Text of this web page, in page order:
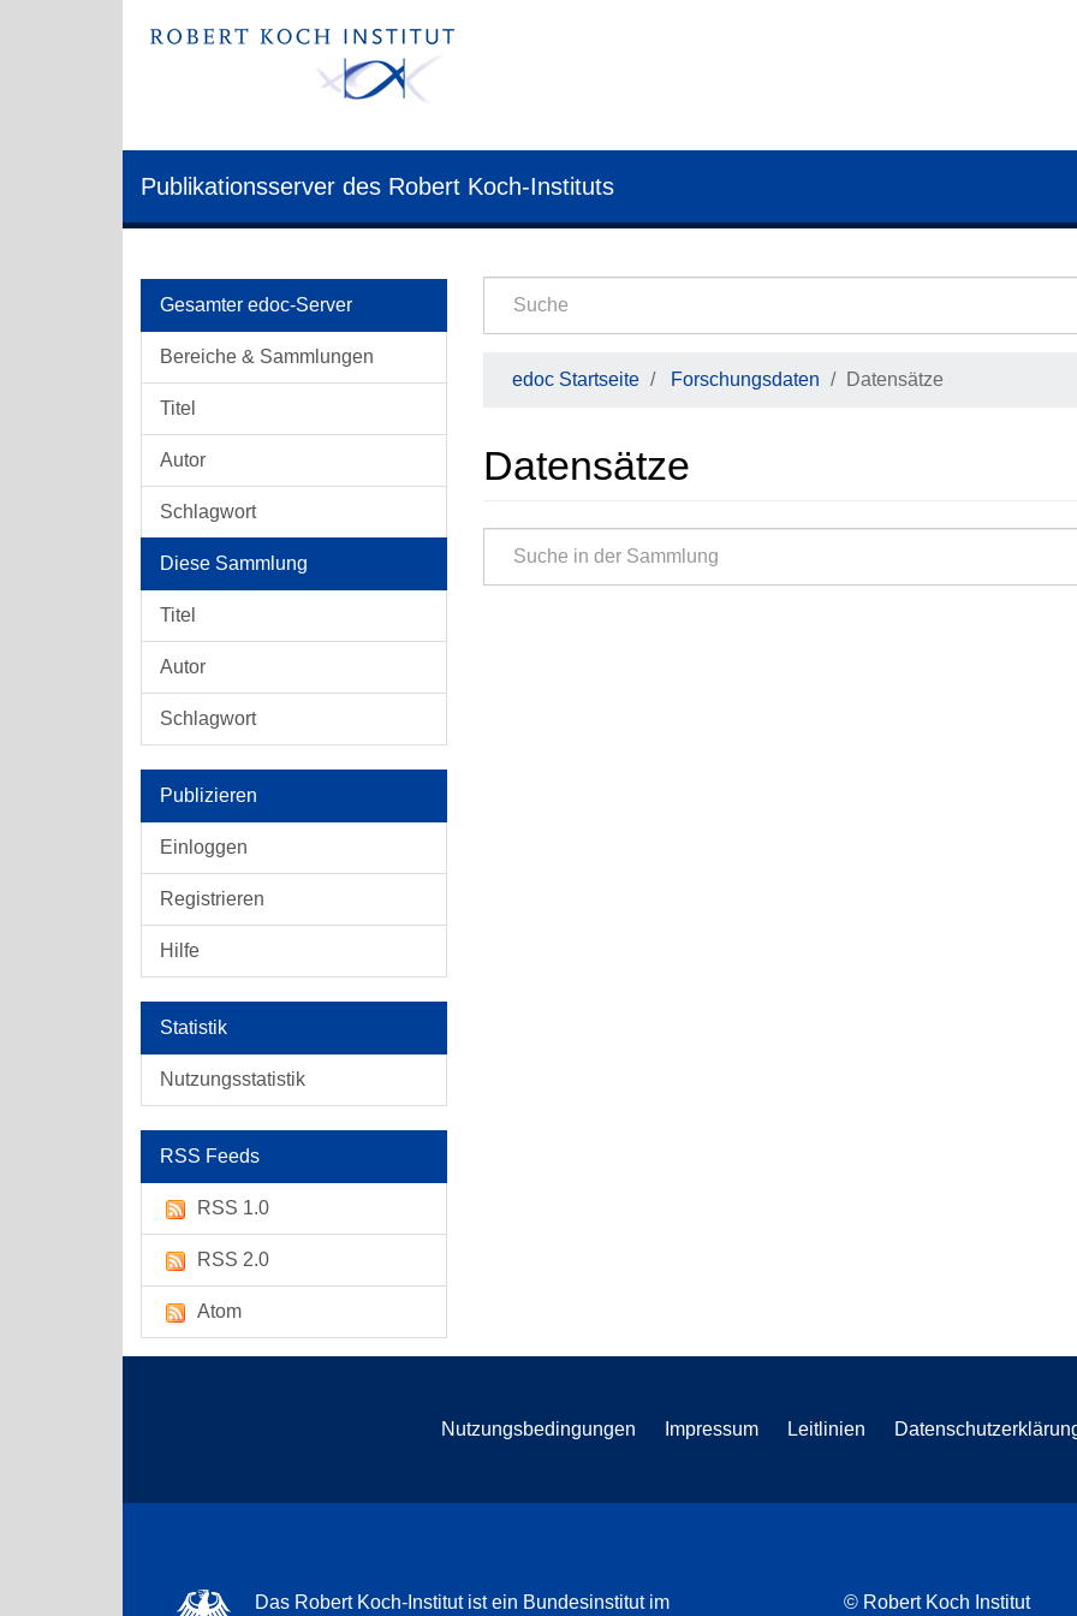
Publikationsserver des Robert Koch-Instituts
Gesamter edoc-Server
Bereiche & Sammlungen
Titel
Autor
Schlagwort
Diese Sammlung
Titel
Autor
Schlagwort
Publizieren
Einloggen
Registrieren
Hilfe
Statistik
Nutzungsstatistik
RSS Feeds
RSS 1.0
RSS 2.0
Atom
edoc Startseite Forschungsdaten Datensätze
Datensätze
Nutzungsbedingungen Impressum Leitlinien
Das Robert Koch-Institut ist ein Bundesinstitut im © Robert Koch Institut